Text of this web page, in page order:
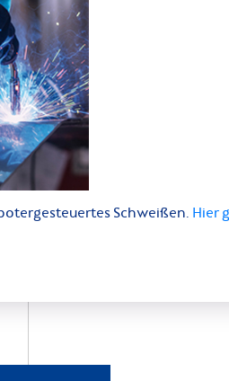
Schweißen. Hier